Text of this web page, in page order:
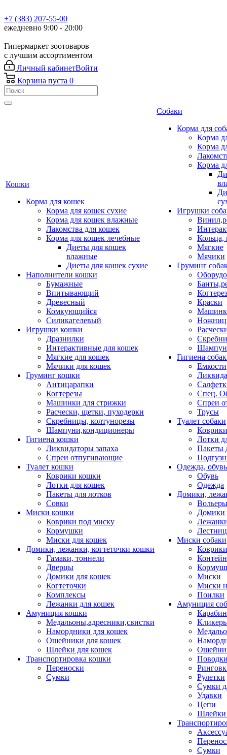
+7 (383) 207-55-00
ежедневно 9:00 - 20:00
Гипермаркет зоотоваров
с лучшим ассортиментом
Личный кабинетВойти
Корзина пуста 0
Кошки
Корма для кошек
Корма для кошек сухие
Корма для кошек влажные
Лакомства для кошек
Корма для кошек лечебные
Диеты для кошек
влажные
Диеты для кошек сухие
Наполнители кошки
Бумажные
Впитывающий
Древесный
Комкующийся
Силикагелевый
Игрушки кошки
Дразнилки
Интерактивные для кошек
Мягкие для кошек
Мячики для кошек
Груминг кошки
Антицарапки
Когтерезы
Машинки для стрижки
Расчески, щетки, пуходерки
Скребницы, колтунорезы
Шампуни,кондиционеры
Гигиена кошки
Ликвидаторы запаха
Спреи отпугивающие
Туалет кошки
Коврики кошки
Лотки для кошек
Пакеты для лотков
Совки
Миски кошки
Коврики под миску
Кормушки
Миски для кошек
Домики, лежанки, когтеточки кошки
Гамаки, тоннели
Дверцы
Домики для кошек
Когтеточки
Комплексы
Лежанки для кошек
Амуниция кошки
Медальоны,адресники,свистки
Намордники для кошек
Ошейники для кошек
Шлейки для кошек
Транспортировка кошки
Переноски
Сумки
Собаки
Корма для
Корма
Корма
Корма
Игрушки
Кольца,
Мягкие
Мячики
Груминг
Краски
Гигиена
Емкости
Спец.
Спреи
Трусы
Туалет собаки
Коврики
Лотки
Пакеты
Одежда, обувь
Обувь
Одежда
Домики,
Домики
Миски собаки
Миски
Миски
Поилки
Амуниция
Рулетки
Сумки
Удавки
Цепи
Шлейки
Сумки